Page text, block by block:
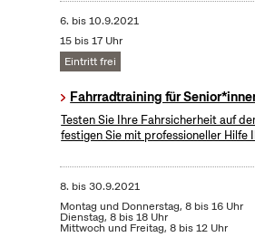
6. bis10.9.2021
15 bis 17 Uhr
Eintritt frei
Fahrradtraining für
Testen Sie Ihre Fahrsicherheit auf
festigen Sie mit professioneller Hilfe
8. bis30.9.2021
Montag und Donnerstag, 8 bis 16 Uhr
Dienstag, 8 bis 18 Uhr
Mittwoch und Freitag, 8 bis 12 Uhr